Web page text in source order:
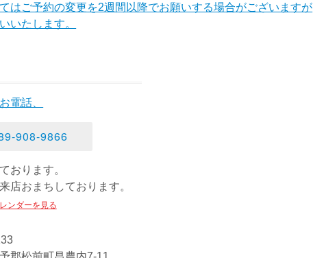
はご予約の変更を2週間以降でお願いする場合がございますが
いたします。
電話、
908-9866
おります。
店おまちしております。
ンダーを見る